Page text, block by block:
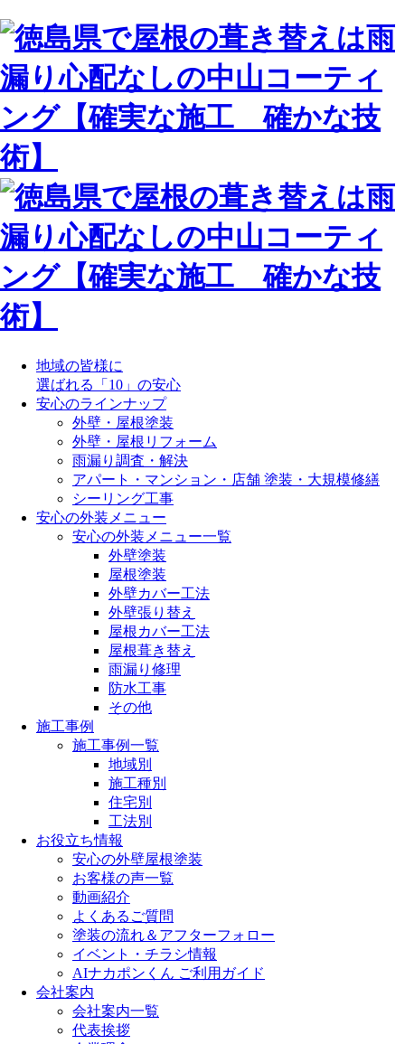
地域の皆様に
選ばれる「10」の安心
安心のラインナップ
外壁・屋根塗装
外壁・屋根リフォーム
雨漏り調査・解決
アパート・マンション・店舗 塗装・大規模修繕
シーリング工事
安心の外装メニュー
安心の外装メニュー一覧
外壁塗装
屋根塗装
外壁カバー工法
外壁張り替え
屋根カバー工法
屋根葺き替え
雨漏り修理
防水工事
その他
施工事例
施工事例一覧
地域別
施工種別
住宅別
工法別
お役立ち情報
安心の外壁屋根塗装
お客様の声一覧
動画紹介
よくあるご質問
塗装の流れ＆アフターフォロー
イベント・チラシ情報
AIナカポンくん ご利用ガイド
会社案内
会社案内一覧
代表挨拶